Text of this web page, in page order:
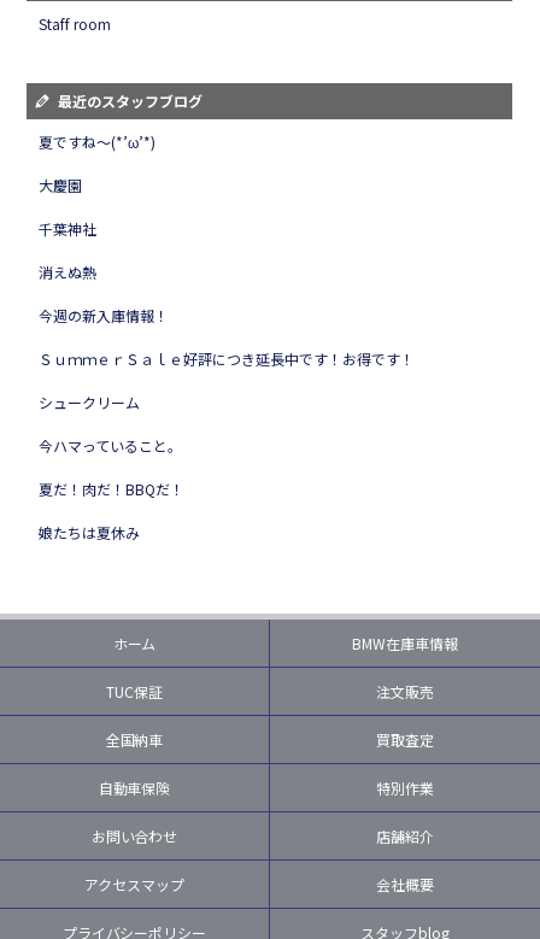
Staff room
最近のスタッフブログ
夏ですね～(*’ω’*)
大慶園
千葉神社
消えぬ熱
今週の新入庫情報！
ＳｕｍｍｅｒＳａｌｅ好評につき延長中です！お得です！
シュークリーム
今ハマっていること。
夏だ！肉だ！BBQだ！
娘たちは夏休み
ホーム BMW在庫車情報
TUC保証 注文販売
全国納車 買取査定
自動車保険 特別作業
お問い合わせ 店舗紹介
アクセスマップ 会社概要
プライバシーポリシー スタッフblog